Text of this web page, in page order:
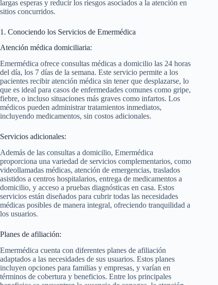
largas esperas y reducir los riesgos asociados a la atención en
sitios concurridos.
1. Conociendo los Servicios de Emermédica
Atención médica domiciliaria:
Emermédica ofrece consultas médicas a domicilio las 24 horas
del día, los 7 días de la semana. Este servicio permite a los
pacientes recibir atención médica sin tener que desplazarse, lo
que es ideal para casos de enfermedades comunes como gripe,
fiebre, o incluso situaciones más graves como infartos. Los
médicos pueden administrar tratamientos inmediatos,
incluyendo medicamentos, sin costos adicionales.
Servicios adicionales:
Además de las consultas a domicilio, Emermédica
proporciona una variedad de servicios complementarios, como
videollamadas médicas, atención de emergencias, traslados
asistidos a centros hospitalarios, entrega de medicamentos a
domicilio, y acceso a pruebas diagnósticas en casa. Estos
servicios están diseñados para cubrir todas las necesidades
médicas posibles de manera integral, ofreciendo tranquilidad a
los usuarios.
Planes de afiliación:
Emermédica cuenta con diferentes planes de afiliación
adaptados a las necesidades de sus usuarios. Estos planes
incluyen opciones para familias y empresas, y varían en
términos de cobertura y beneficios. Entre los principales